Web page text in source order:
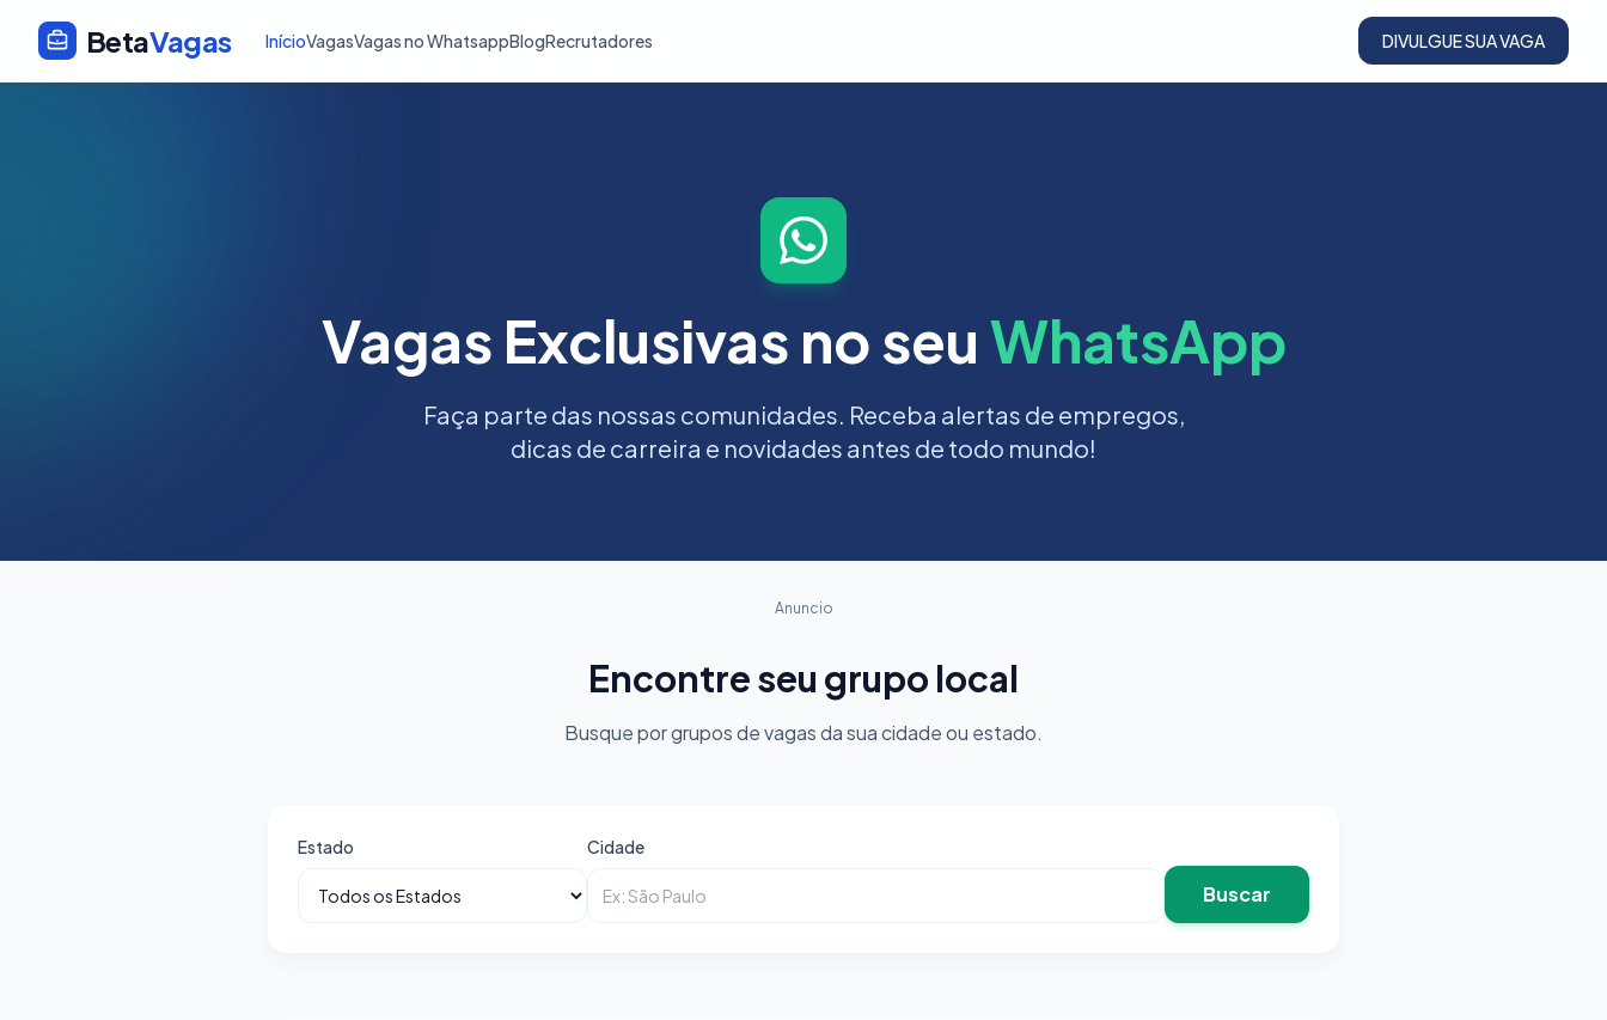
BetaVagas InícioVagasVagas no WhatsappBlogRecrutadores DIVULGUE SUA VAGA
Vagas Exclusivas no seuWhatsApp
Faça parte das nossas comunidades. Receba alertas de empregos,
dicas de carreira e novidades antes de todo mundo!
Anuncio
Encontre seu grupo local
Busque por grupos de vagas da sua cidade ou estado.
Estado Cidade
Buscar